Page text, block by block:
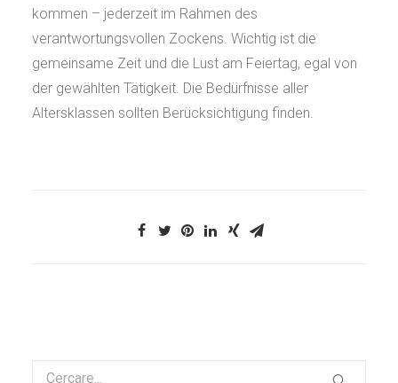
kommen – jederzeit im Rahmen des
verantwortungsvollen Zockens. Wichtig ist die
gemeinsame Zeit und die Lust am Feiertag, egal von
der gewählten Tätigkeit. Die Bedürfnisse aller
Altersklassen sollten Berücksichtigung finden.